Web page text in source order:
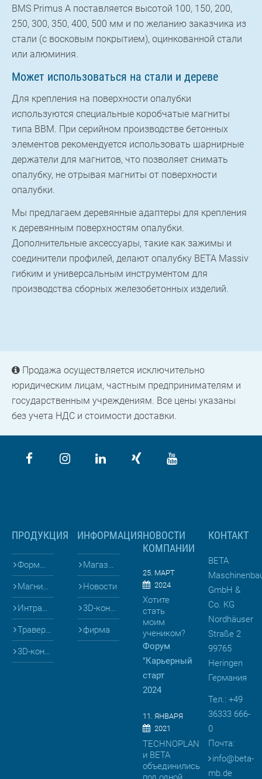
BMS Primus A поставляется высотой 100, 150, 200,
250, 300, 350, 400, 500 мм и по желанию заказчика из
стали (с восковым покрытием), оцинкованной стали
или алюминия.
Может использоваться на стали и дереве
Для крепления на поверхности опалубки
используются специальные коробчатые магниты
типа BBM. При серийном производстве бетонных
элементов рекомендуется использовать шарнирные
держатели для магнитов, что позволяет снимать
опалубку, не отрывая магниты от поверхности
опалубки.
Мы предлагаем деревянные адаптеры для крепления
к деревянным поверхностям опалубки.
Дополнительные аксессуары, такие как зажимы и
соединители профилей, делают опалубку BETA Massiv
гибким и универсальным инструментом для
производства сборных железобетонных изделий.
Продажа осуществляется исключительно
юридическим лицам, частным предпринимателям и
государственным учреждениям. Все цены указаны
без учета НДС и стоимости доставки.
ПРОДУКЦИЯ
Формы для
Магниты и Опалубка
Интралогистика
Траверсы
3D-конфигураторы
ИНФОРМАЦИЯ
Магазин
Новости
3D-конфигураторы
фирма
НОВОСТИ
КОМПАНИИ
25. МАРТ
2024
Хотите
стать
моим
учеником?
Форум
"Карьерный
старт
2024
11. ЯНВАРЯ
2021
TECHNOPLAN
и BETA
объединились
КОНТАКТ
BETA
GmbH &
Co. KG
Nordhäuser
Straße 2
99765
Heringen
Германия
Тел.: +49
36333 666-
0
Почта:
info@beta-
mb.de